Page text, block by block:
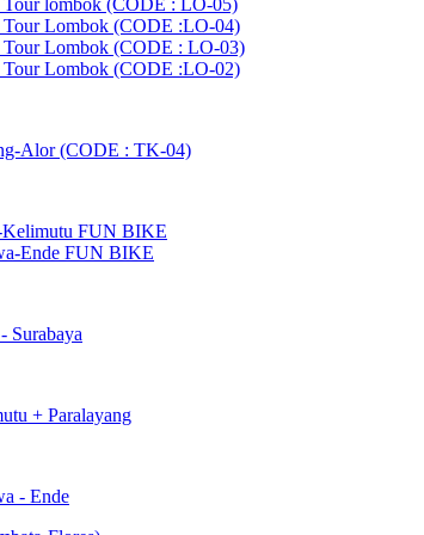
Tour lombok (CODE : LO-05)
Tour Lombok (CODE :LO-04)
Tour Lombok (CODE : LO-03)
Tour Lombok (CODE :LO-02)
Alor (CODE : TK-04)
Kelimutu FUN BIKE
Ende FUN BIKE
Surabaya
+ Paralayang
- Ende